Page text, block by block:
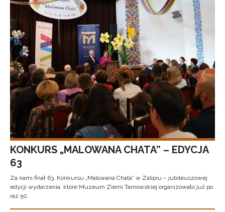
KONKURS „MALOWANA CHATA” – EDYCJA
63
Za nami finał 63. Konkursu „Malowana Chata” w Zalipiu – jubileuszowej
edycji wydarzenia, które Muzeum Ziemi Tarnowskiej organizowało już po
raz 50.